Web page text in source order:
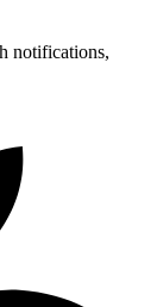
notifications,